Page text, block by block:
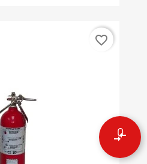
0
compare_arrows
favorite_border